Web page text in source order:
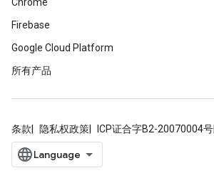
Firebase
Google Cloud Platform
所有产品
条款 隐私权政策 ICP证合字B2-20070004号